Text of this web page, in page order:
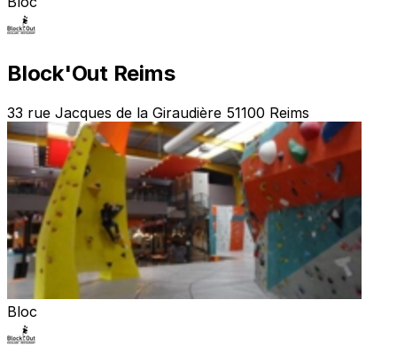
Block'Out Reims
33 rue Jacques de la Giraudière 51100 Reims
Bloc